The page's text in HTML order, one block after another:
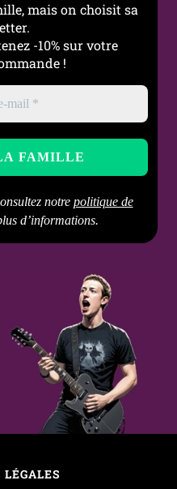
tiède + savon doux
bien sécher
mais on choisit sa
-10% sur votre
!
notre politique de
d’informations.